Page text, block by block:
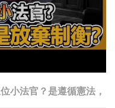
小法官？是遵循憲法，